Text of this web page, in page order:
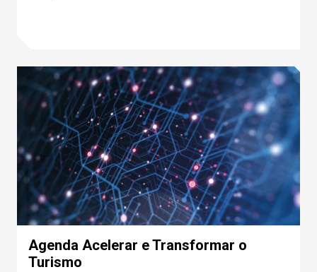
Agenda Acelerar e Transformar o
Turismo